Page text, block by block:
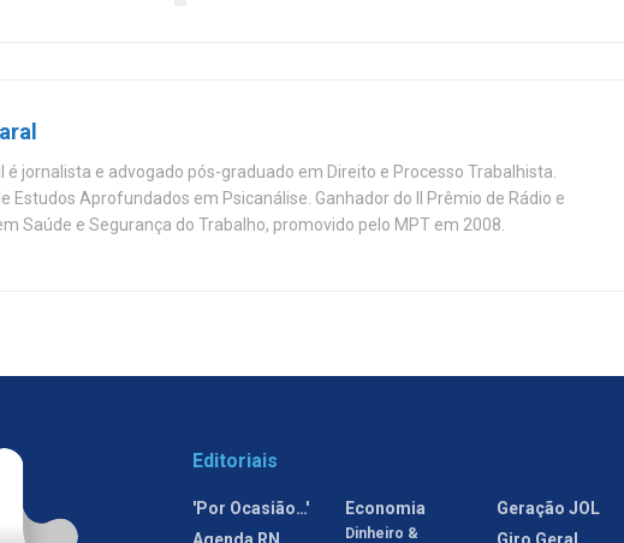
é jornalista e advogado pós-graduado em Direito e Processo Trabalhista.
Estudos Aprofundados em Psicanálise. Ganhador do II Prêmio de Rádio e
Saúde e Segurança do Trabalho, promovido pelo MPT em 2008.
Editoriais
'Por Ocasião…'
Agenda RN
Economia
Dinheiro &
Geração JOL
Giro Geral